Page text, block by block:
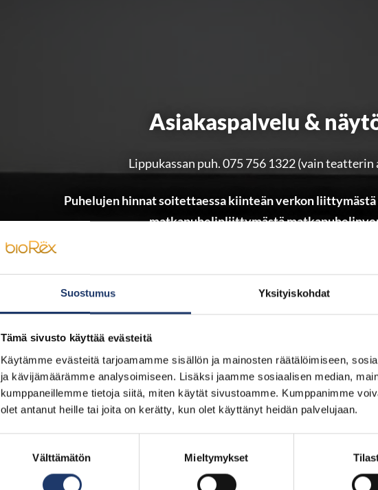
Suostumus Yksityiskohdat
Tämä sivusto käyttää evästeitä
Käytämme evästeitä tarjoamamme sisällön ja mainosten räätälöimiseen,
ja kävijämäärämme analysoimiseen. Lisäksi jaamme sosiaalisen median,
kumppaneillemme tietoja siitä, miten käytät sivustoamme. Kumppanimme
olet antanut heille tai joita on kerätty, kun olet käyttänyt heidän palvelujaan.
Välttämätön Mieltymykset
Asiakaspalvelu &
Lippukassan puh. 075 756 1322 (vain
Puhelujen hinnat soitettaessa kiinteän verkon
matkapuhelinliittymästä
Lippukassa palvelee löytötavaroita. ohjelmistoa sekä lippujen
Huomioithan, että lippukassa ei ota
Teatterikohtaiset aukioloajat näet sivuston alatunnisteesta ko.
Avaa lippuhinnasto